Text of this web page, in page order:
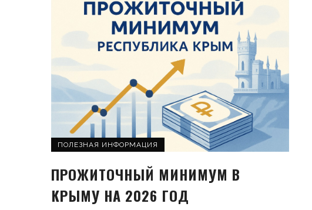
ПОЛЕЗНАЯ ИНФОРМАЦИЯ
ПРОЖИТОЧНЫЙ МИНИМУМ В
КРЫМУ НА 2026 ГОД